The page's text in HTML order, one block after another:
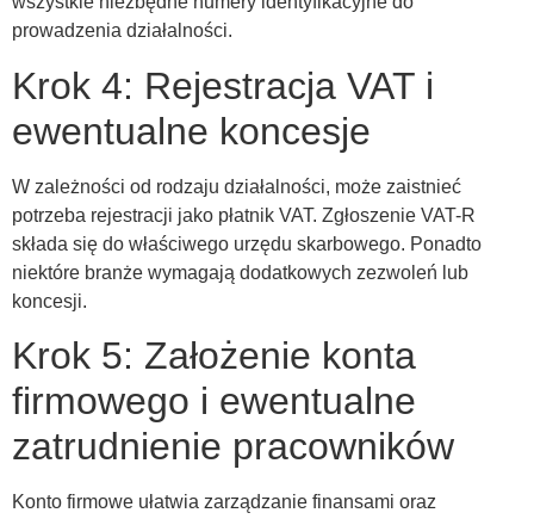
prowadzenia działalności.
Krok 4: Rejestracja VAT i
ewentualne koncesje
W zależności od rodzaju działalności, może zaistnieć
potrzeba rejestracji jako płatnik VAT. Zgłoszenie VAT-R
składa się do właściwego urzędu skarbowego. Ponadto
niektóre branże wymagają dodatkowych zezwoleń lub
koncesji.
Krok 5: Założenie konta
firmowego i ewentualne
zatrudnienie pracowników
Konto firmowe ułatwia zarządzanie finansami oraz